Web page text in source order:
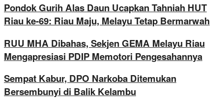
Pondok Gurih Alas Daun Ucapkan Tahniah HUT
Riau ke-69: Riau Maju, Melayu Tetap Bermarwah
RUU MHA Dibahas, Sekjen GEMA Melayu Riau
Mengapresiasi PDIP Memotori Pengesahannya
Sempat Kabur, DPO Narkoba Ditemukan
Bersembunyi di Balik Kelambu